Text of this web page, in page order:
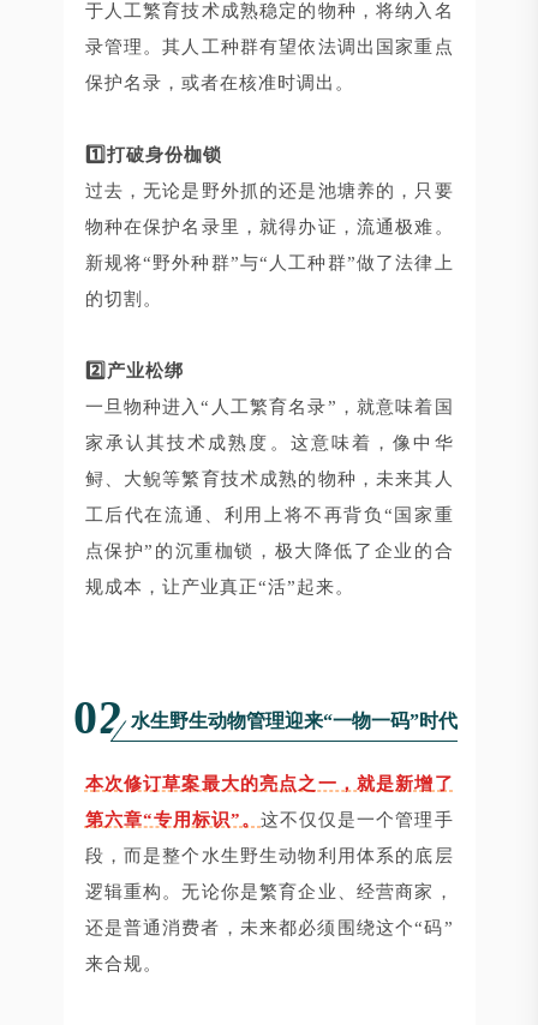
于人工繁育技术成熟稳定的物种，将纳入名
录管理。其人工种群有望依法调出国家重点
保护名录，或者在核准时调出。
1️⃣打破身份枷锁
过去，无论是野外抓的还是池塘养的，只要
物种在保护名录里，就得办证，流通极难。
新规将“野外种群”与“人工种群”做了法律上
的切割。
2️⃣产业松绑
一旦物种进入“人工繁育名录”，就意味着国
家承认其技术成熟度。这意味着，像中华
鲟、大鲵等繁育技术成熟的物种，未来其人
工后代在流通、利用上将不再背负“国家重
点保护”的沉重枷锁，极大降低了企业的合
规成本，让产业真正“活”起来。
02 水生野生动物管理迎来“一物一码”时代
本次修订草案最大的亮点之一，就是新增了
第六章“专用标识”。这不仅仅是一个管理手
段，而是整个水生野生动物利用体系的底层
逻辑重构。无论你是繁育企业、经营商家，
还是普通消费者，未来都必须围绕这个“码”
来合规。